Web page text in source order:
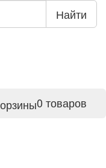
Найти
0 товаров